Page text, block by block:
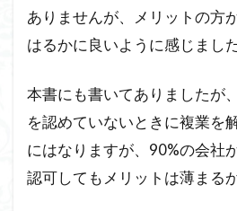
ありませんが、メリットの方
はるかに良いように感じました
本書にも書いてありましたが
を認めていないときに複業を
にはなりますが、90%の会社
認可してもメリットは薄まる